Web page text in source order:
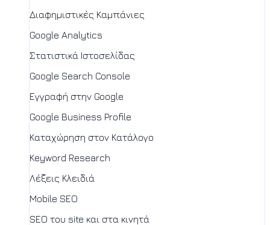
Διαφημιστικές Καμπάνιες
Google Analytics
Στατιστικά Ιστοσελίδας
Google Search Console
Εγγραφή στην Google
Google Business Profile
Καταχώρηση στον Κατάλογο
Keyword Research
Λέξεις Κλειδιά
Mobile SEO
SEO του site και στα κινητά